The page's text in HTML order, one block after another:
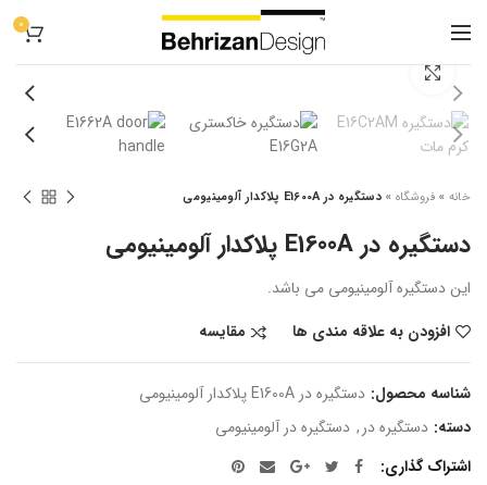
0
بزرگنمایی تصویر
خانه »فروشگاه »دستگیره در E1600A پلاکدار آلومینیومی
دستگیره در E1600A پلاکدار آلومینیومی
این دستگیره آلومینیومی می باشد.
افزودن به علاقه مندی ها
مقایسه
شناسه محصول: دستگیره در E1600A پلاکدار آلومینیومی
دسته: دستگیره در, دستگیره در آلومینیومی
اشتراک گذاری